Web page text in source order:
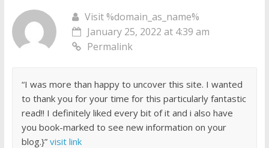
Visit %domain_as_name%
January 25, 2022 at 4:39 am
Permalink
“I was more than happy to uncover this site. I wanted
to thank you for your time for this particularly fantastic
read!! I definitely liked every bit of it and i also have
you book-marked to see new information on your
blog.}” visit link